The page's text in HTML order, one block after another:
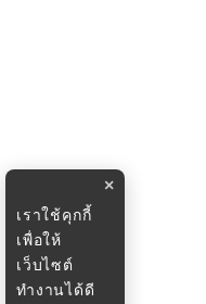
×
เราใช้คุกกี้
เพื่อให้
เว็บไซต์
ทำงานได้ดี